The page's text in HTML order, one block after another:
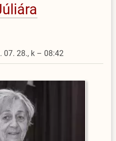
07. 28., k – 08:42